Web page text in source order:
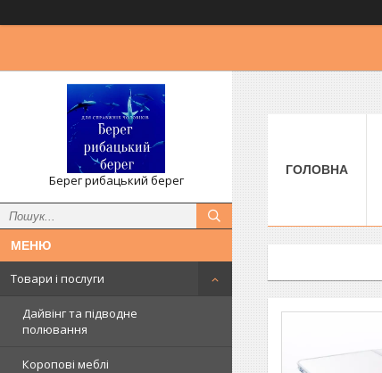
Берег рибацький берег
Товари і послуги
Дайвінг та підводне
полювання
Коропові меблі
ГОЛОВНА